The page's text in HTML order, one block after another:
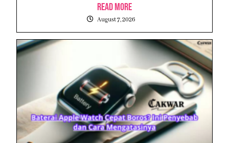
Read More
August 7, 2026